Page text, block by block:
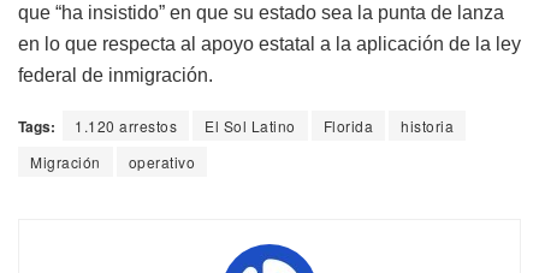
que “ha insistido” en que su estado sea la punta de lanza
en lo que respecta al apoyo estatal a la aplicación de la ley
federal de inmigración.
Tags: 1.120 arrestos El Sol Latino Florida
historia
Migración
operativo